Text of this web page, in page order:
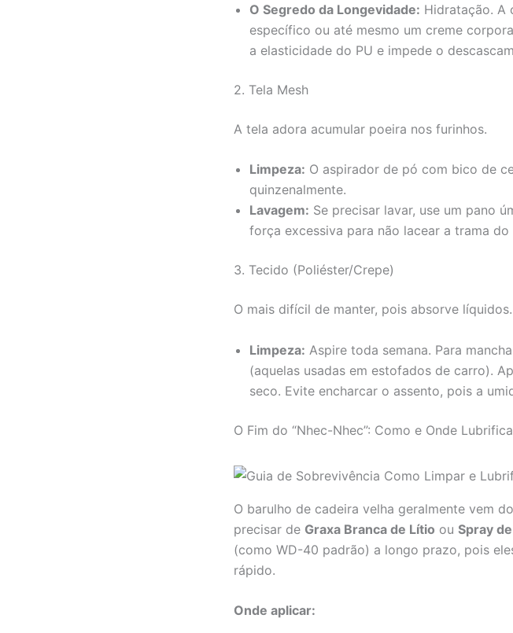
O Segredo da Longevidade: Hidratação. A
específico ou até mesmo um creme
a elasticidade do PU e impede o
2. Tela Mesh
A tela adora acumular poeira nos furinhos.
Limpeza: O aspirador de pó com bico de
quinzenalmente.
Lavagem: Se precisar lavar, use um pano
força excessiva para não lacear a trama do
3. Tecido (Poliéster/Crepe)
O mais difícil de manter, pois absorve líquidos.
Limpeza: Aspire toda semana. Para
(aquelas usadas em estofados de carro).
seco. Evite encharcar o assento, pois a
O Fim do “Nhec-Nhec”: Como e Onde
O barulho de cadeira velha geralmente vem
precisar de Graxa Branca de Lítio ou Spray
(como WD-40 padrão) a longo prazo, pois
rápido.
Onde aplicar: